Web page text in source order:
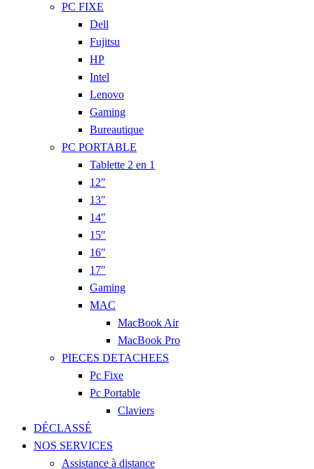
PC FIXE
Dell
Fujitsu
HP
Intel
Lenovo
Gaming
Bureautique
PC PORTABLE
Tablette 2 en 1
12″
13″
14″
15″
16″
17″
Gaming
MAC
MacBook Air
MacBook Pro
PIECES DETACHEES
Pc Fixe
Pc Portable
Claviers
DÉCLASSÉ
NOS SERVICES
Assistance à distance